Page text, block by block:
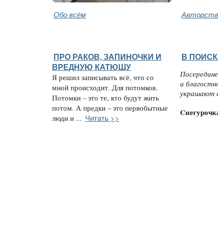
Обо всём
ПРО РАКОВ, ЗАПИНОЧКИ И
ВРЕДНУЮ КАТЮШУ
Я решил записывать всё, что со
мной происходит. Для потомков.
Потомки – это те, кто будут жить
потом. А предки – это первобытные
люди и ... Читать >>
В
и
украшают